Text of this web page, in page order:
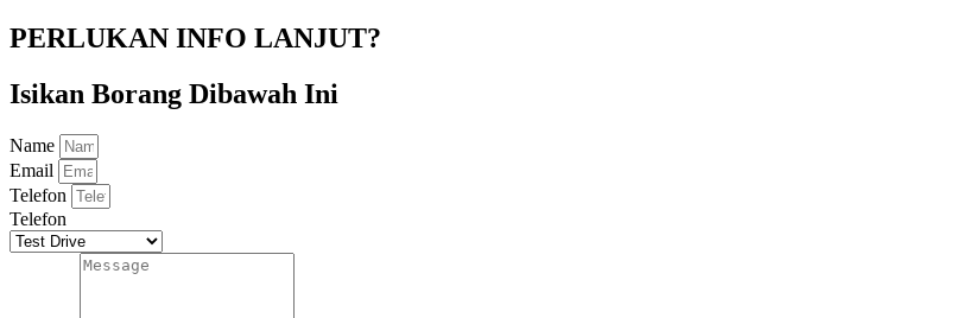
PERLUKAN INFO LANJUT?
Isikan Borang Dibawah Ini
Name
Email
Telefon
Telefon